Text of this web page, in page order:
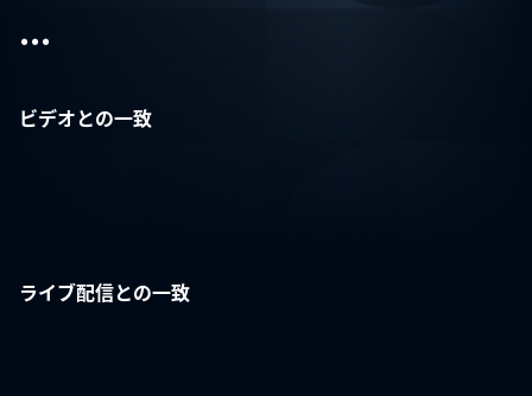
...
ビデオとの一致
ライブ配信との一致